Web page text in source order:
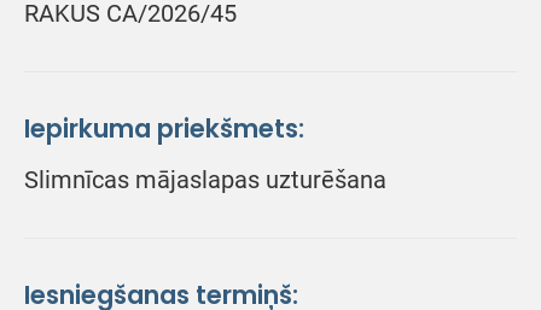
RAKUS CA/2026/45
Iepirkuma priekšmets:
Slimnīcas mājaslapas uzturēšana
Iesniegšanas termiņš: